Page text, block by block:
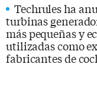
Techrules ha
turbinas
más pequeñas y
utilizadas como
fabricantes de